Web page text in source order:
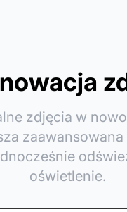
zdjęcia w
oświetlenie.